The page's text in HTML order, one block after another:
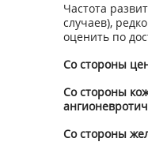
Частота
случаев),
оценить по
Со стороны
Со стороны
Со стороны